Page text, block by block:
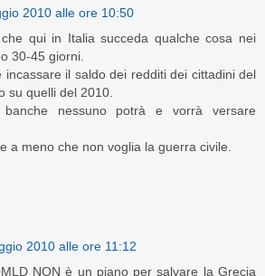
2010 alle ore 10:50
qui in Italia succeda qualche cosa nei
30-45 giorni.
incassare il saldo dei redditi dei cittadini del
su quelli del 2010.
nessuno potrà e vorrà versare
a meno che non voglia la guerra civile.
2010 alle ore 11:12
NON è un piano per salvare la Grecia